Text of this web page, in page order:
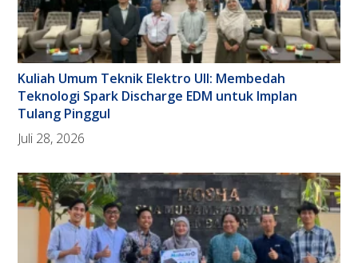
Kuliah Umum Teknik Elektro UII: Membedah
Teknologi Spark Discharge EDM untuk Implan
Tulang Pinggul
Juli 28, 2026